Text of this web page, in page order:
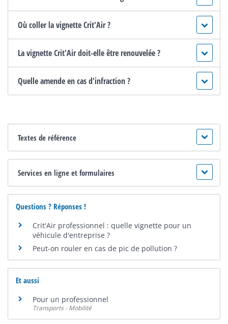
Où coller la vignette Crit'Air ?
La vignette Crit'Air doit-elle être renouvelée ?
Quelle amende en cas d'infraction ?
Textes de référence
Services en ligne et formulaires
Questions ? Réponses !
Crit'Air professionnel : quelle vignette pour un
véhicule d'entreprise ?
Peut-on rouler en cas de pic de pollution ?
Et aussi
Pour un professionnel
Transports - Mobilité